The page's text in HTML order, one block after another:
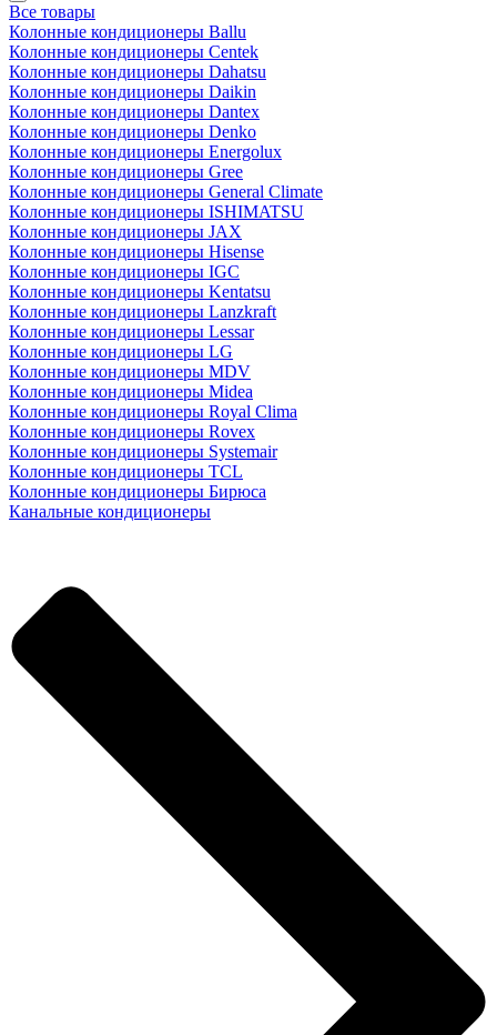
Все товары
Колонные кондиционеры Ballu
Колонные кондиционеры Centek
Колонные кондиционеры Dahatsu
Колонные кондиционеры Daikin
Колонные кондиционеры Dantex
Колонные кондиционеры Denko
Колонные кондиционеры Energolux
Колонные кондиционеры Gree
Колонные кондиционеры General Climate
Колонные кондиционеры ISHIMATSU
Колонные кондиционеры JAX
Колонные кондиционеры Hisense
Колонные кондиционеры IGC
Колонные кондиционеры Kentatsu
Колонные кондиционеры Lanzkraft
Колонные кондиционеры Lessar
Колонные кондиционеры LG
Колонные кондиционеры MDV
Колонные кондиционеры Midea
Колонные кондиционеры Royal Clima
Колонные кондиционеры Rovex
Колонные кондиционеры Systemair
Колонные кондиционеры TCL
Колонные кондиционеры Бирюса
Канальные кондиционеры